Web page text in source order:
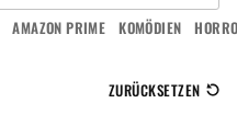
AMAZON PRIME KOMÖDIEN
ZURÜCKSETZEN